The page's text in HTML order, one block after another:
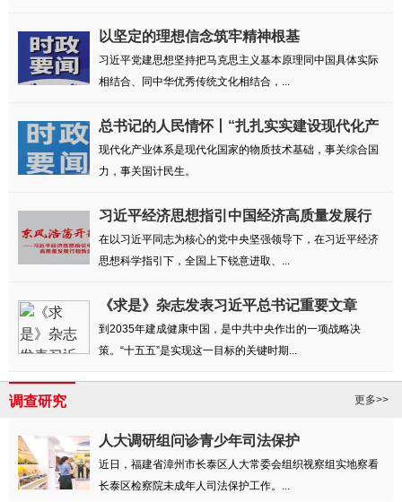
以坚定的理想信念筑牢精神根基
习近平党建思想坚持把马克思主义基本原理同中国具体实际
相结合、同中华优秀传统文化相结合，...
总书记的人民情怀丨“扎扎实实建设现代化产
业...
现代化产业体系是现代化国家的物质技术基础，事关综合国
力，事关国计民生。
习近平经济思想指引中国经济高质量发展行
稳致远
在以习近平同志为核心的党中央坚强领导下，在习近平经济
思想科学指引下，全国上下锐意进取、...
《求是》杂志发表习近平总书记重要文章
到2035年建成健康中国，是中共中央作出的一项战略决
策。“十五五”是实现这一目标的关键时期...
调查研究 更多>>
人大调研组问诊青少年司法保护
近日，福建省漳州市长泰区人大常委会组织视察组实地察看
长泰区检察院未成年人司法保护工作。...